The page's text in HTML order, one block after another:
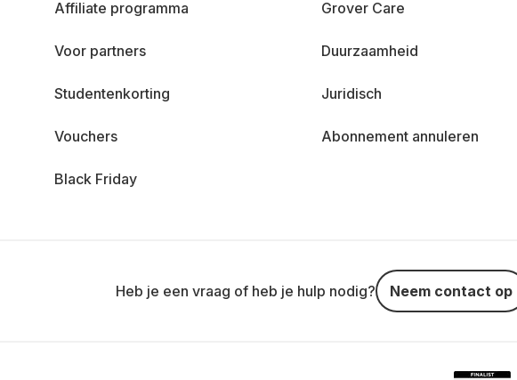
Affiliate programma
Voor partners
Studentenkorting
Vouchers
Black Friday
Grover Care
Duurzaamheid
Juridisch
Abonnement annuleren
Heb je een vraag of heb je hulp nodig? Neem contact op